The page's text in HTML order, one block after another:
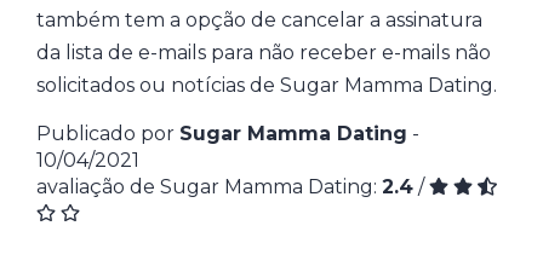
também tem a opção de cancelar a assinatura
da lista de e-mails para não receber e-mails não
solicitados ou notícias de Sugar Mamma Dating.
Publicado por Sugar Mamma Dating -
10/04/2021
avaliação de Sugar Mamma Dating: 2.4 /